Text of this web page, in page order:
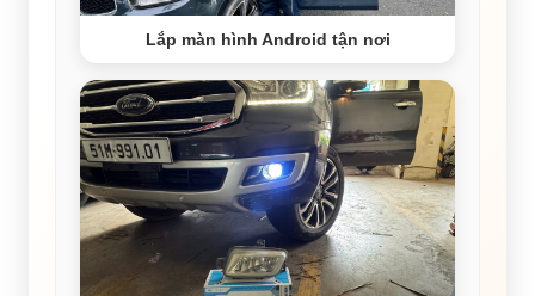
Lắp màn hình Android tận nơi